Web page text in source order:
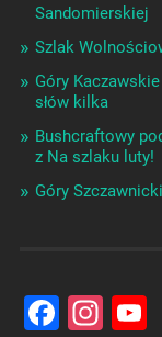
Sandomierskiej
Szlak
Góry
słów kilka
Bushcraftowy
z Na szlaku luty!
Góry